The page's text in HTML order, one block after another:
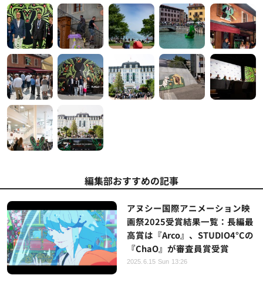
編集部おすすめの記事
アヌシー国際アニメーション映
画祭2025受賞結果一覧：長編最
高賞は『Arco』、STUDIO4°Cの
『ChaO』が審査員賞受賞
2025.6.15 Sun 13:26